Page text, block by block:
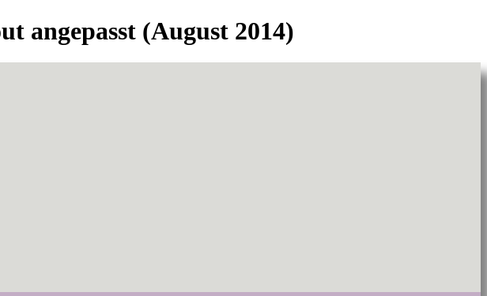
angepasst (August 2014)